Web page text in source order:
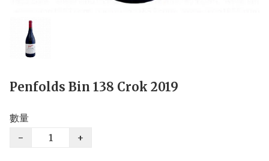
Penfolds Bin 138 Crok 2019
數量
−
+